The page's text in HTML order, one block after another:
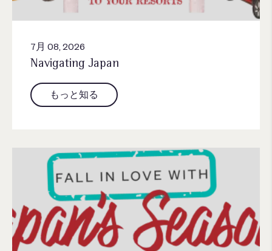
7月 08, 2026
Navigating Japan
もっと知る